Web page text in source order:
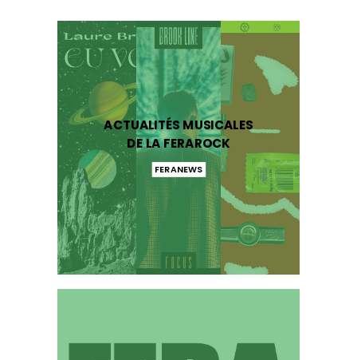
ACTUALITÉS MUSICALES
DE LA FERAROCK
FERANEWS